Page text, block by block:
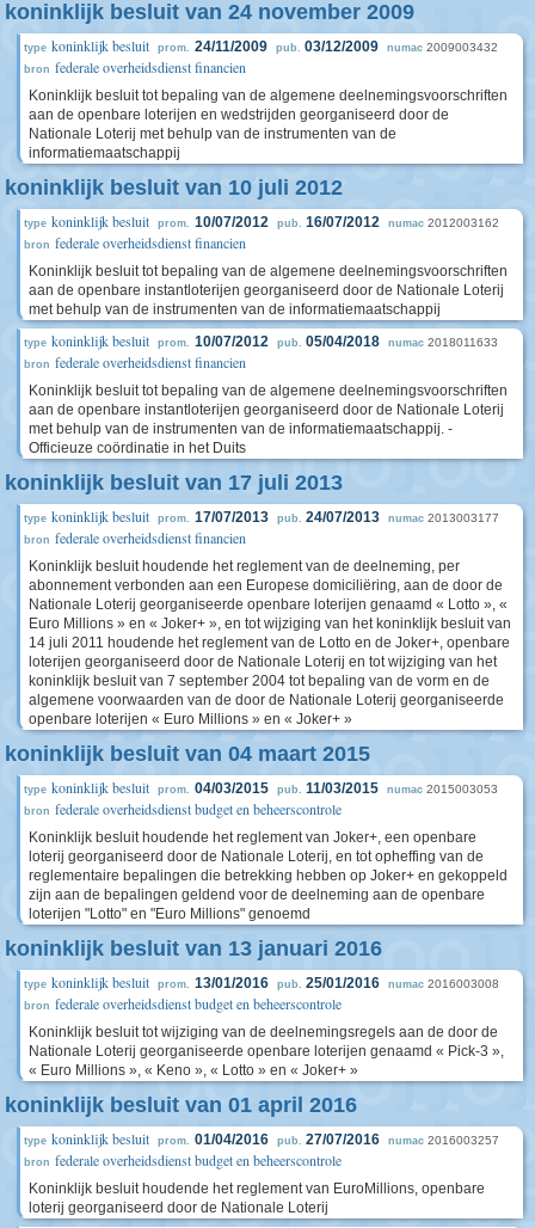
koninklijk besluit van 24 november 2009
type koninklijk besluit prom. 24/11/2009 pub. 03/12/2009 numac 2009003432
bron federale overheidsdienst financien
Koninklijk besluit tot bepaling van de algemene deelnemingsvoorschriften
aan de openbare loterijen en wedstrijden georganiseerd door de
Nationale Loterij met behulp van de instrumenten van de
informatiemaatschappij
koninklijk besluit van 10 juli 2012
type koninklijk besluit prom. 10/07/2012 pub. 16/07/2012 numac 2012003162
bron federale overheidsdienst financien
Koninklijk besluit tot bepaling van de algemene deelnemingsvoorschriften
aan de openbare instantloterijen georganiseerd door de Nationale Loterij
met behulp van de instrumenten van de informatiemaatschappij
type koninklijk besluit prom. 10/07/2012 pub. 05/04/2018 numac 2018011633
bron federale overheidsdienst financien
Koninklijk besluit tot bepaling van de algemene deelnemingsvoorschriften
aan de openbare instantloterijen georganiseerd door de Nationale Loterij
met behulp van de instrumenten van de informatiemaatschappij. -
Officieuze coördinatie in het Duits
koninklijk besluit van 17 juli 2013
type koninklijk besluit prom. 17/07/2013 pub. 24/07/2013 numac 2013003177
bron federale overheidsdienst financien
Koninklijk besluit houdende het reglement van de deelneming, per
abonnement verbonden aan een Europese domiciliëring, aan de door de
Nationale Loterij georganiseerde openbare loterijen genaamd « Lotto », «
Euro Millions » en « Joker+ », en tot wijziging van het koninklijk besluit van
14 juli 2011 houdende het reglement van de Lotto en de Joker+, openbare
loterijen georganiseerd door de Nationale Loterij en tot wijziging van het
koninklijk besluit van 7 september 2004 tot bepaling van de vorm en de
algemene voorwaarden van de door de Nationale Loterij georganiseerde
openbare loterijen « Euro Millions » en « Joker+ »
koninklijk besluit van 04 maart 2015
type koninklijk besluit prom. 04/03/2015 pub. 11/03/2015 numac 2015003053
bron federale overheidsdienst budget en beheerscontrole
Koninklijk besluit houdende het reglement van Joker+, een openbare
loterij georganiseerd door de Nationale Loterij, en tot opheffing van de
reglementaire bepalingen die betrekking hebben op Joker+ en gekoppeld
zijn aan de bepalingen geldend voor de deelneming aan de openbare
loterijen "Lotto" en "Euro Millions" genoemd
koninklijk besluit van 13 januari 2016
type koninklijk besluit prom. 13/01/2016 pub. 25/01/2016 numac 2016003008
bron federale overheidsdienst budget en beheerscontrole
Koninklijk besluit tot wijziging van de deelnemingsregels aan de door de
Nationale Loterij georganiseerde openbare loterijen genaamd « Pick-3 »,
« Euro Millions », « Keno », « Lotto » en « Joker+ »
koninklijk besluit van 01 april 2016
type koninklijk besluit prom. 01/04/2016 pub. 27/07/2016 numac 2016003257
bron federale overheidsdienst budget en beheerscontrole
Koninklijk besluit houdende het reglement van EuroMillions, openbare
loterij georganiseerd door de Nationale Loterij